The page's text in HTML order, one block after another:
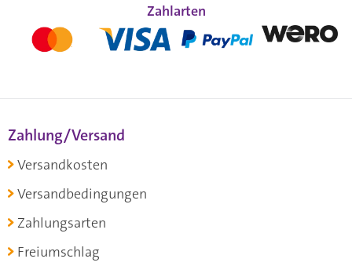
Zahlarten
Zahlung/Versand
Versandkosten
Versandbedingungen
Zahlungsarten
Freiumschlag